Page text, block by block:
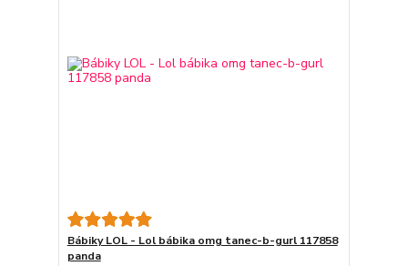
Bábiky LOL - Lol bábika omg tanec-b-gurl 117858
panda